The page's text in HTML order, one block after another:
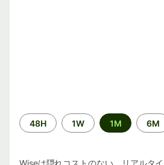
期
間
48H 1W 1M 6M